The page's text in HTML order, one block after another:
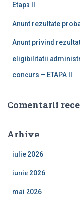
Etapa II
Anunt rezultate
Anunt privind
eligibilitatii
concurs – ETAPA II
Comentarii
Arhive
iulie 2026
iunie 2026
mai 2026